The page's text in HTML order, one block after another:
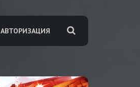
АВТОРИЗАЦИЯ